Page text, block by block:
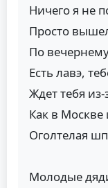
Ничего я не
Просто
По
Есть лавэ,
Ждет тебя из-
Как в Москве
Оголтелая
Молодые